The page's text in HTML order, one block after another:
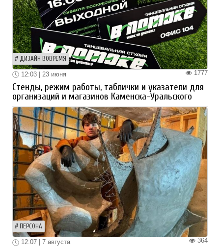
ДИЗАЙН ВОВРЕМЯ
1777
12:03 | 23 июня
Стенды, режим работы, таблички и указатели для
организаций и магазинов Каменска-Уральского
ПЕРСОНА
364
12:07 | 7 августа